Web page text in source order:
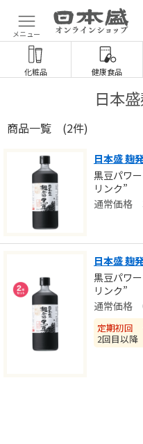
メニュー
化粧品 健康食品
日本
商品一覧 (2件)
日本盛 麹
黒豆パワ
リンク”
日本盛 麹
黒豆パワ
リンク”
定期初回
2回目以降